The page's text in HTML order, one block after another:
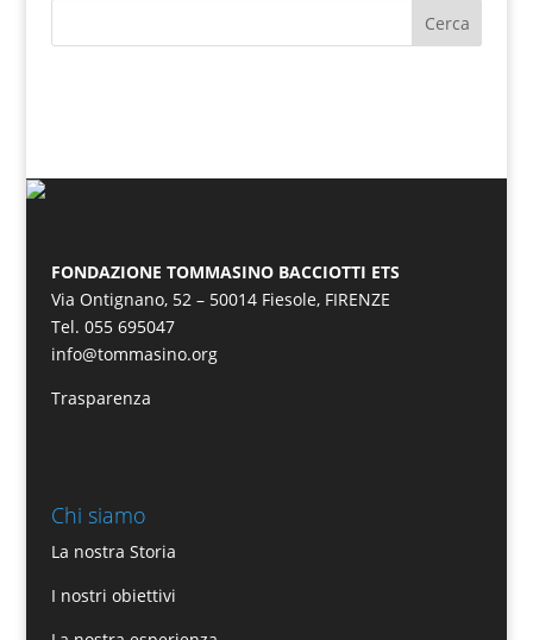
FONDAZIONE TOMMASINO BACCIOTTI ETS
Via Ontignano, 52 – 50014 Fiesole, FIRENZE
Tel. 055 695047
info@tommasino.org
Trasparenza
Chi siamo
La nostra Storia
I nostri obiettivi